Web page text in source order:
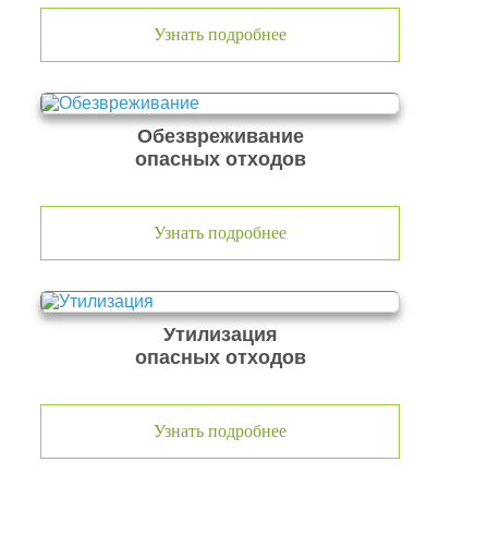
Узнать подробнее
Обезвреживание
опасных отходов
Узнать подробнее
Утилизация
опасных отходов
Узнать подробнее